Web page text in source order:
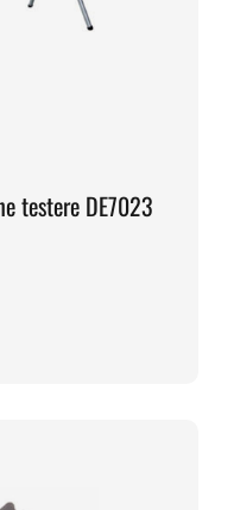
testere DE7023